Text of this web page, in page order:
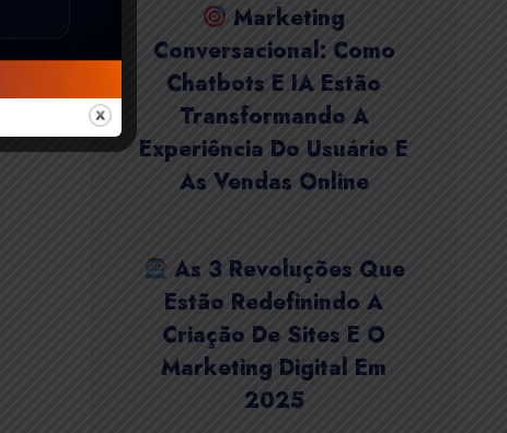
Marketing
Conversacional: Como
Chatbots E IA Estão
Transformando A
Experiência Do Usuário E
As Vendas Online
As 3 Revoluções Que
Estão Redefinindo A
Criação De Sites E O
Marketing Digital Em
2025